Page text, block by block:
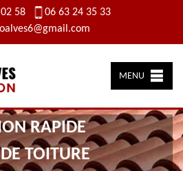
58
06 63 24 35 33
MENU
RAPIDE
TOITURE